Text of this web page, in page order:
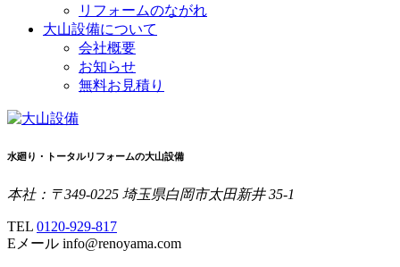
リフォームのながれ
大山設備について
会社概要
お知らせ
無料お見積り
水廻り・トータルリフォームの大山設備
本社：〒349-0225 埼玉県白岡市太田新井 35-1
TEL 0120-929-817
Eメール info@renoyama.com